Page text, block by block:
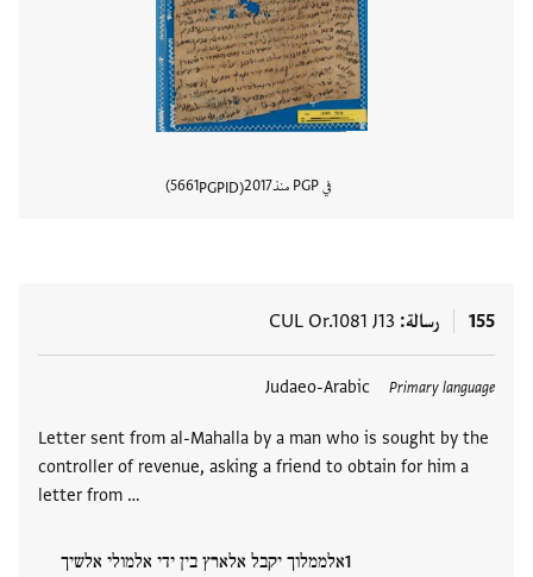
في PGP منذ 2017
PGPID
5661
155 رسالة CUL Or.1081 J13
Primary language
Judaeo-Arabic
Letter sent from al-Mahalla by a man who is sought by the
controller of revenue, asking a friend to obtain for him a
letter from …
אלממלוך יקבל אלארץ בין ידי אלמולי אלשיך
العلامات